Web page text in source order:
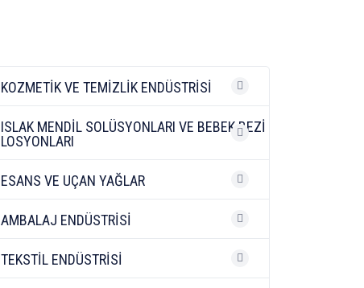
KOZMETİK VE TEMİZLİK ENDÜSTRİSİ
ISLAK MENDİL SOLÜSYONLARI VE BEBEK BEZİ
LOSYONLARI
ESANS VE UÇAN YAĞLAR
AMBALAJ ENDÜSTRİSİ
TEKSTİL ENDÜSTRİSİ